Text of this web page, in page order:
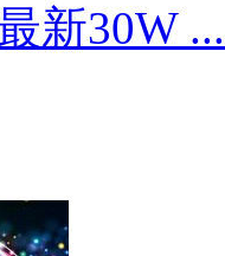
新30W ...